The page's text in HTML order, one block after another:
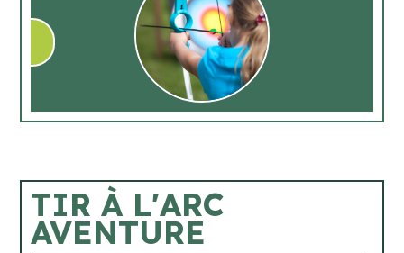
TIR À L'ARC
AVENTURE